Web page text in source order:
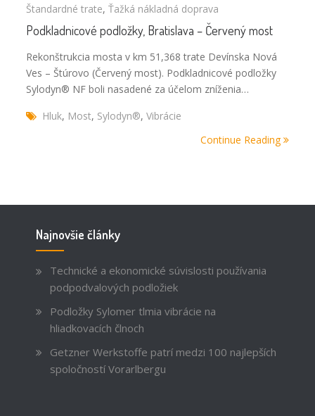
Štandardné trate,Ťažká nákladná doprava
Podkladnicové podložky, Bratislava – Červený most
Rekonštrukcia mosta v km 51,368 trate Devínska Nová
Ves – Štúrovo (Červený most). Podkladnicové podložky
Sylodyn® NF boli nasadené za účelom zníženia…
Hluk, Most, Sylodyn®,Vibrácie
Continue Reading
Najnovšie články
Technické a ekonomické súvislosti používania
podpodvalových podložiek
Podložky Sylomer tlmia vibrácie na
hliadkovacích člnoch
Getzner Werkstoffe patrí medzi 100 najlepších
spoločností Vorarlbergu